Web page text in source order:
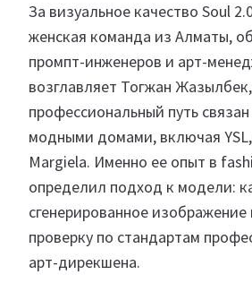
За визуальное качество Soul
женская команда из Алматы,
промпт-инженеров и арт-
возглавляет Тогжан
профессиональный путь
модными домами, включая
Margiela. Именно ее опыт в
определил подход к модели:
сгенерированное
проверку по стандартам
арт-дирекшена.